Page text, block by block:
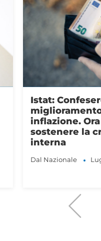
Pil:
Crescita
trimestre della
va protetta la